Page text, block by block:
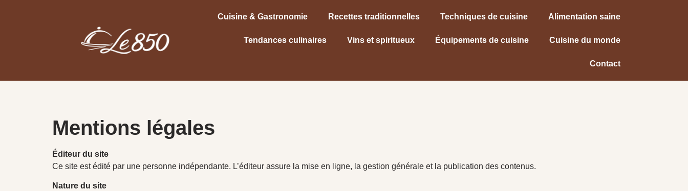
Cuisine & Gastronomie Recettes traditionnelles Techniques de cuisine Alimentation saine
Tendances culinaires Vins et spiritueux Équipements de cuisine Cuisine du monde
Contact
Mentions légales
Éditeur du site
Ce site est édité par une personne indépendante. L’éditeur assure la mise en ligne, la gestion générale et la publication des contenus.
Nature du site